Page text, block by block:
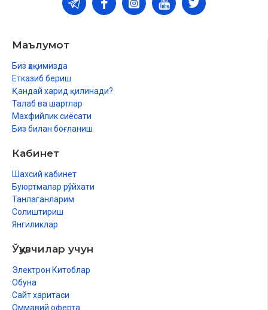
Маълумот
Биз ҳақимизда
Етказиб бериш
Қандай харид қилинади?
Талаб ва шартлар
Махфийлик сиёсати
Биз билан боғланиш
Кабинет
Шахсий кабинет
Буюртмалар рўйхати
Танлаганларим
Солиштириш
Янгиликлар
Ўқувчилар учун
Электрон Китоблар
Обуна
Сайт харитаси
Оммавий оферта